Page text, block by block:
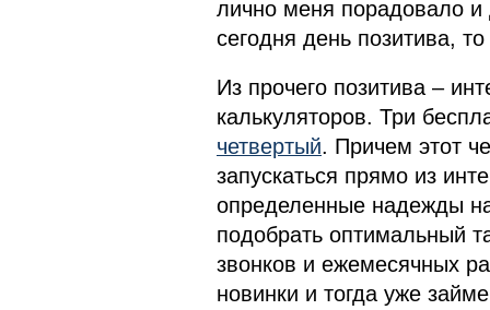
лично меня порадовало
сегодня день позитива,
Из прочего позитива –
калькуляторов. Три
четвертый. Причем этот
запускаться прямо из
определенные надежды
подобрать оптимальный
звонков и ежемесячных
новинки и тогда уже